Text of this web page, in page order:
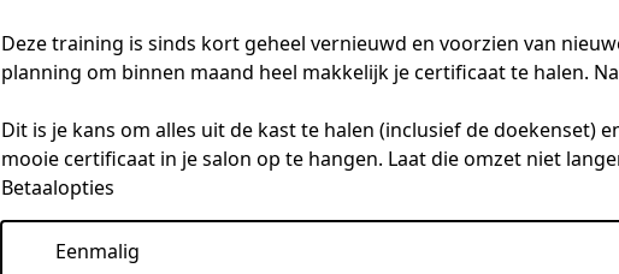
Deze training is sinds kort geheel vernieuwd en voorzien van
planning om binnen maand heel makkelijk je certificaat te halen.
Dit is je kans om alles uit de kast te halen (inclusief de doekenset)
mooie certificaat in je salon op te hangen. Laat die omzet niet
Betaalopties
Eenmalig